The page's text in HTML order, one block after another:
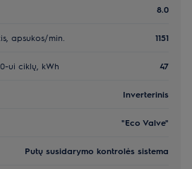
8.0
apsukos/min. 1151
ui ciklų, kWh 47
Inverterinis
"Eco Valve"
Putų susidarymo kontrolės sistema